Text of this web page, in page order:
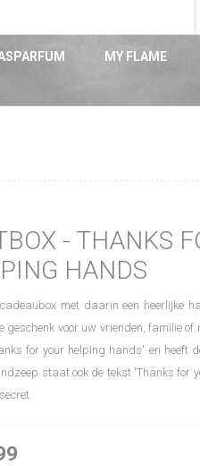
MY FLAME
- THANKS
HANDS
met daarin een heerlijke
geschenk voor uw vrienden, familie
for your helping hands' en heeft
staat ook de tekst 'Thanks for